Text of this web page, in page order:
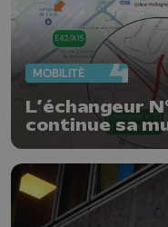
MOBILITÉ
L’échangeur
continue sa